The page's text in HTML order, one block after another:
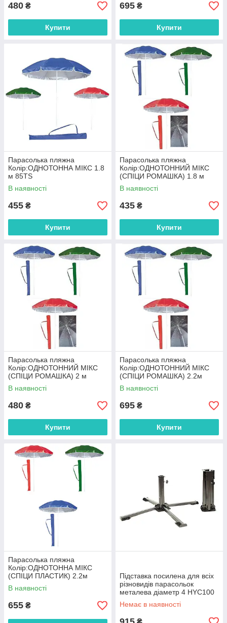
480 ₴
Купити
695 ₴
Купити
Парасолька пляжна
Колір:ОДНОТОННА МІКС 1.8
м 85TS
В наявності
455 ₴
Купити
Парасолька пляжна
Колір:ОДНОТОННИЙ МІКС
(СПІЦИ РОМАШКА) 1.8 м
85MS
В наявності
435 ₴
Купити
Парасолька пляжна
Колір:ОДНОТОННИЙ МІКС
(СПІЦИ РОМАШКА) 2 м
100MS
В наявності
480 ₴
Купити
Парасолька пляжна
Колір:ОДНОТОННИЙ МІКС
(СПІЦИ РОМАШКА) 2.2м
100MS
В наявності
695 ₴
Купити
Парасолька пляжна
Колір:ОДНОТОННА МІКС
(СПІЦИ ПЛАСТИК) 2.2м
110PS
В наявності
655 ₴
Підставка посилена для всіх
різновидів парасольок
металева діаметр 4 HYC100
Немає в наявності